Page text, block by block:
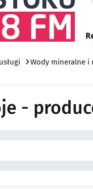
Wody mineralne
-